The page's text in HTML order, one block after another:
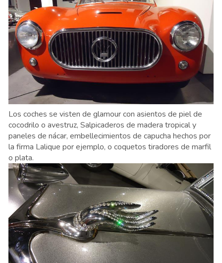
Los coches se visten de glamour con asientos de piel de
cocodrilo o avestruz, Salpicaderos de madera tropical y
paneles de nácar, embellecimientos de capucha hechos por
la firma Lalique por ejemplo, o coquetos tiradores de marfil
o plata.